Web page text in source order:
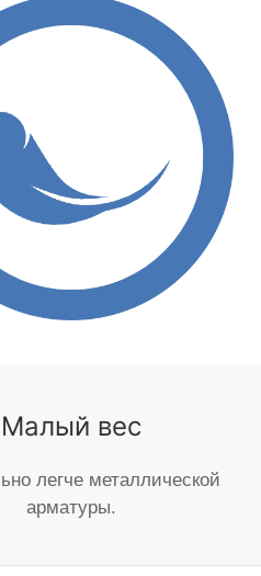
Малый вес
легче металлической
арматуры.